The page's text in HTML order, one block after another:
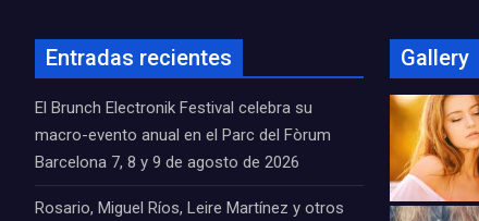
Entradas recientes
El Brunch Electronik Festival celebra su
macro-evento anual en el Parc del Fòrum
Barcelona 7, 8 y 9 de agosto de 2026
Rosario, Miguel Ríos, Leire Martínez y otros
Gallery